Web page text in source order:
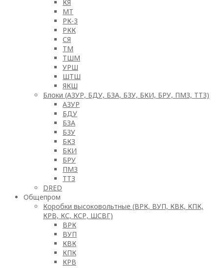
КЯ
МТ
РК-3
РКК
СЯ
ТМ
ТШМ
УРШ
ШТШ
ЯКШ
Блоки (АЗУР, БДУ, БЗА, БЗУ, БКИ, БРУ, ПМЗ, ТТЗ)
АЗУР
БДУ
БЗА
БЗУ
БКЗ
БКИ
БРУ
ПМЗ
ТТЗ
DRED
Общепром
Коробки высоковольтные (ВРК, ВУП, КВК, КПК,
КРВ, КС, КСР, ШСВГ)
ВРК
ВУП
КВК
КПК
КРВ